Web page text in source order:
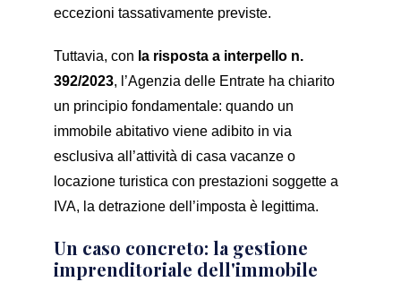
eccezioni tassativamente previste.
Tuttavia, con la risposta a interpello n.
392/2023, l’Agenzia delle Entrate ha chiarito
un principio fondamentale: quando un
immobile abitativo viene adibito in via
esclusiva all’attività di casa vacanze o
locazione turistica con prestazioni soggette a
IVA, la detrazione dell’imposta è legittima.
Un caso concreto: la gestione
imprenditoriale dell'immobile